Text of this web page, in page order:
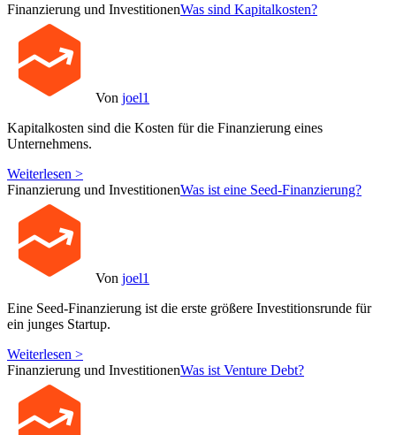
Finanzierung und InvestitionenWas sind Kapitalkosten?
Von joel1
Kapitalkosten sind die Kosten für die Finanzierung eines
Unternehmens.
Weiterlesen >
Finanzierung und InvestitionenWas ist eine Seed-Finanzierung?
Von joel1
Eine Seed-Finanzierung ist die erste größere Investitionsrunde für
ein junges Startup.
Weiterlesen >
Finanzierung und InvestitionenWas ist Venture Debt?